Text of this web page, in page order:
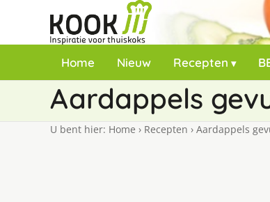
Home Nieuw Recepten
Aardappels
U bent hier: Home › Recepten › Aardappels